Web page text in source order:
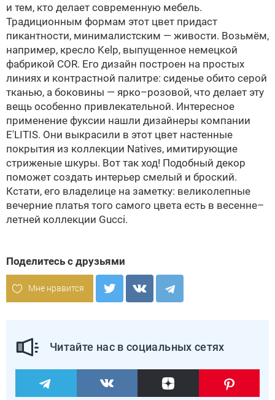
и тем, кто делает современную мебель.
Традиционным формам этот цвет придаст
пикантности, минималистским — живости. Возьмём,
например, кресло Kelp, выпущенное немецкой
фабрикой COR. Его дизайн построен на простых
линиях и контрастной палитре: сиденье обито серой
тканью, а боковины — ярко–розовой, что делает эту
вещь особенно привлекательной. Интересное
применение фуксии нашли дизайнеры компании
E'LITIS. Они выкрасили в этот цвет настенные
покрытия из коллекции Natives, имитирующие
стриженые шкуры. Вот так ход! Подобный декор
поможет создать интерьер смелый и броский.
Кстати, его владелице на заметку: великолепные
вечерние платья того самого цвета есть в весенне–
летней коллекции Gucci.
Поделитесь с друзьями
Мне нравится
Читайте нас в социальных сетях